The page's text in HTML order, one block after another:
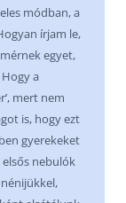
módban, a
írjam le,
egyet,
a
mert nem
is, hogy ezt
gyerekeket
nebulók